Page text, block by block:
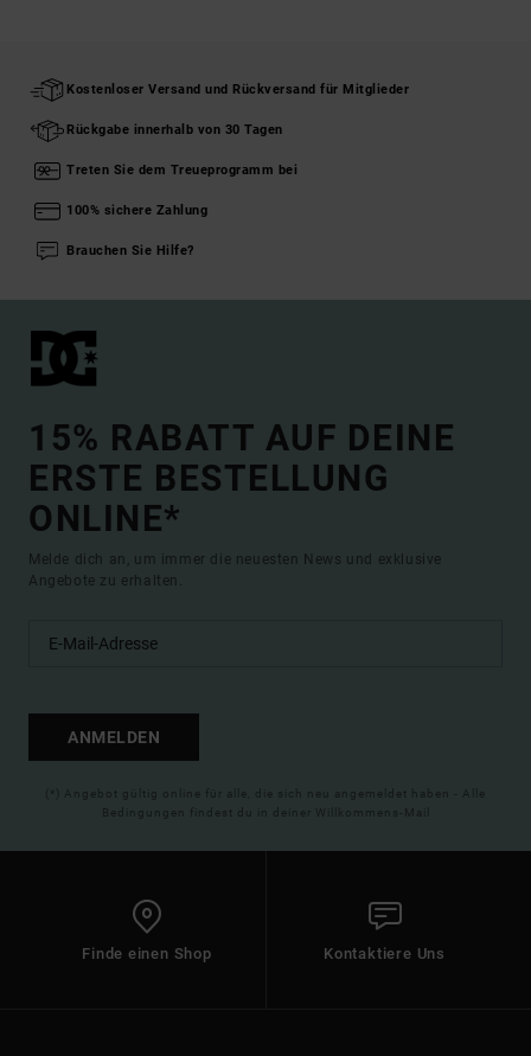
Kostenloser Versand und Rückversand für Mitglieder
Rückgabe innerhalb von 30 Tagen
Treten Sie dem Treueprogramm bei
100% sichere Zahlung
Brauchen Sie Hilfe?
15% RABATT AUF DEINE
ERSTE BESTELLUNG
ONLINE*
Melde dich an, um immer die neuesten News und exklusive
Angebote zu erhalten.
ANMELDEN
(*) Angebot gültig online für alle, die sich neu angemeldet haben - Alle
Bedingungen findest du in deiner Willkommens-Mail
Finde einen Shop Kontaktiere Uns